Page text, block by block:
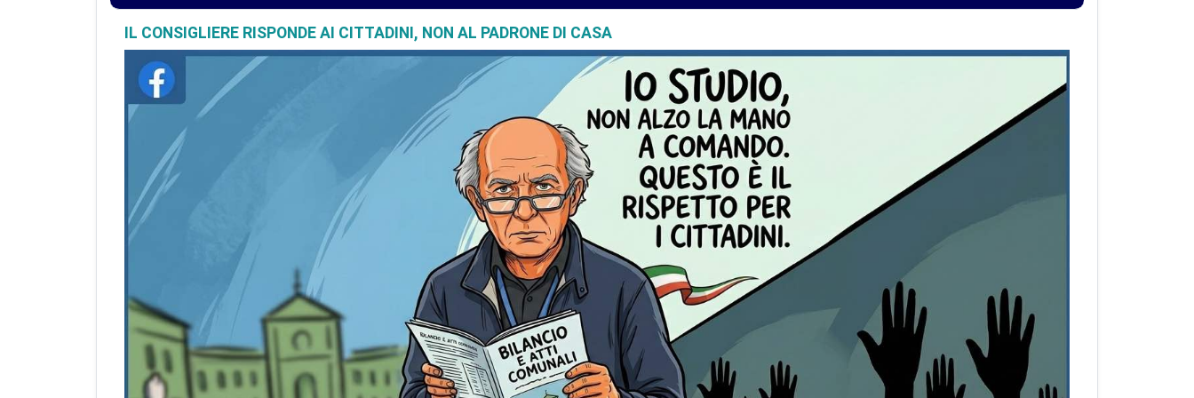
IL CONSIGLIERE RISPONDE AI CITTADINI, NON AL PADRONE DI CASA